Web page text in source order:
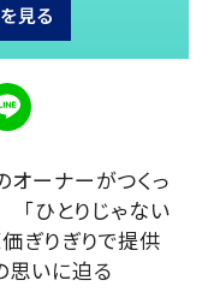
見る
オーナーがつくっ
「ひとりじゃない
ぎりぎりで提供
思いに迫る